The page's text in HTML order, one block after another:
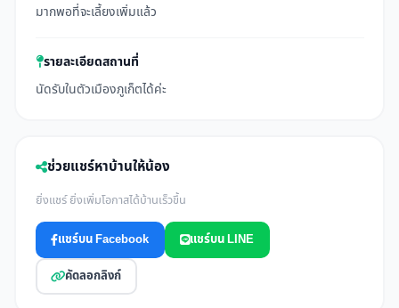
มากพอที่จะเลี้ยงเพิ่มแล้ว
รายละเอียดสถานที่
นัดรับในตัวเมืองภูเก็ตได้ค่ะ
ช่วยแชร์หาบ้านให้น้อง
ยิ่งแชร์ ยิ่งเพิ่มโอกาสได้บ้านเร็วขึ้น
แชร์บน Facebook แชร์บน LINE
คัดลอกลิงก์